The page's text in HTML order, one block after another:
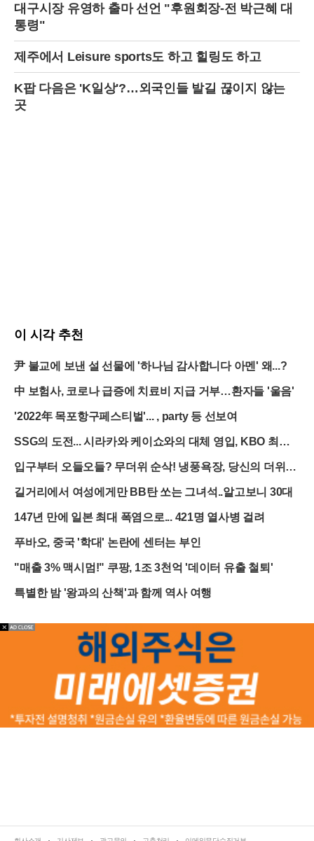
는 "훈련 중 발생한 불미스러운 사고로 인해 인명 피해와 재산 피해가 발
생한 점에 대해 매우 유감스럽게 생각한다"며 "사고 원인을 철저히 조사
하고, 재발 방지 대책을 마련하는 데 최선을 다하겠다"고 밝혔다.이번 사
근에서 실사격 훈련을 진행하는 것에 대한 안전성 검토가 필요하다는 지
적이 나오고 있다. 또한, 훈련 중 오폭 사고 발생 시 신속한 대응 및 피해
복구 체계를 점검해야 한다는 목소리도 높다.포천시는 이번 사고로 피해
를 입은 주민들을 위한 지원 대책 마련에 나섰다. 시 관계자는 "피해 주민
들의 빠른 생활 안정을 위해 임시 거처 마련, 생필품 지원, 심리 상담 등
대구시장 유영하 출마 선언 "후원회장-전 박근혜 대
통령"
제주에서 Leisure sports도 하고 힐링도 하고
K팝 다음은 'K일상'?…외국인들 발길 끊이지 않는
곳
이 시각 추천
尹 불교에 보낸 설 선물에 '하나님 감사합니다 아멘' 왜...?
中 보험사, 코로나 급증에 치료비 지급 거부…환자들 '울음'
'2022年 목포항구페스티벌'... , party 등 선보여
SSG의 도전... 시라카와 케이쇼와의 대체 영입, KBO 최초
입구부터 오들오들? 무더위 순삭! 냉풍욕장, 당신의 더위를
길거리에서 여성에게만 BB탄 쏘는 그녀석..알고보니 30대
147년 만에 일본 최대 폭염으로... 421명 열사병 걸려
푸바오, 중국 '학대' 논란에 센터는 부인
"매출 3% 맥시멈!" 쿠팡, 1조 3천억 '데이터 유출 철퇴'
특별한 밤 '왕과의 산책'과 함께 역사 여행